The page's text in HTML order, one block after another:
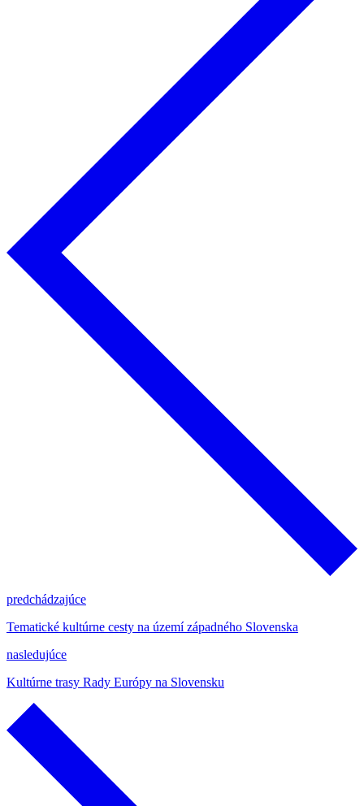
predchádzajúce
Tematické kultúrne cesty na území západného Slovenska
nasledujúce
Kultúrne trasy Rady Európy na Slovensku